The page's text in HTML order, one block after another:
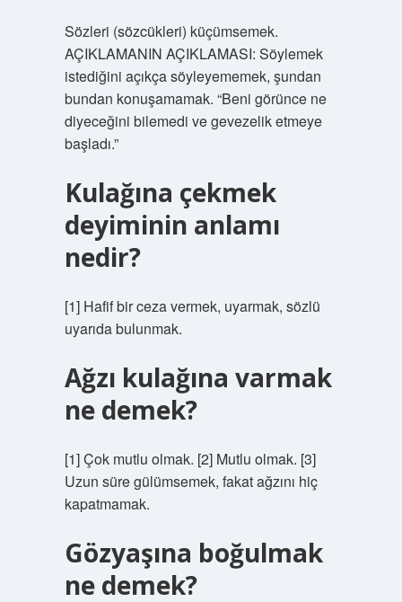
Sözleri (sözcükleri) küçümsemek.
AÇIKLAMANIN AÇIKLAMASI: Söylemek
istediğini açıkça söyleyememek, şundan
bundan konuşamamak. “Beni görünce ne
diyeceğini bilemedi ve gevezelik etmeye
başladı.”
Kulağına çekmek
deyiminin anlamı
nedir?
[1] Hafif bir ceza vermek, uyarmak, sözlü
uyarıda bulunmak.
Ağzı kulağına varmak
ne demek?
[1] Çok mutlu olmak. [2] Mutlu olmak. [3]
Uzun süre gülümsemek, fakat ağzını hiç
kapatmamak.
Gözyaşına boğulmak
ne demek?